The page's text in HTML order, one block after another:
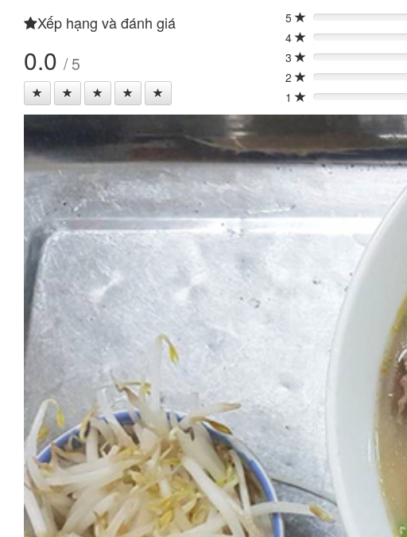
Xếp hạng và đánh giá
0.0 / 5
5 0%
4
0%
3
0%
2
0%
1
0%